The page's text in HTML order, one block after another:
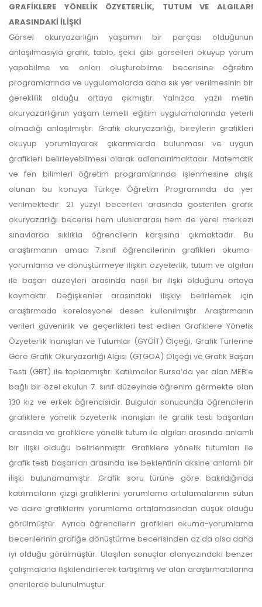
GRAFİKLERE YÖNELİK ÖZYETERLİK, TUTUM VE ALGILARI
ARASINDAKİ İLİŞKİ
Görsel okuryazarlığın yaşamın bir parçası olduğunun
anlaşılmasıyla grafik, tablo, şekil gibi görselleri okuyup yorum
yapabilme ve onları oluşturabilme becerisine öğretim
programlarında ve uygulamalarda daha sık yer verilmesinin bir
gereklilik olduğu ortaya çıkmıştır. Yalnızca yazılı metin
okuryazarlığının yaşam temelli eğitim uygulamalarında yeterli
olmadığı anlaşılmıştır. Grafik okuryazarlığı, bireylerin grafikleri
okuyup yorumlayarak çıkarımlarda bulunması ve uygun
grafikleri belirleyebilmesi olarak adlandırılmaktadır. Matematik
ve fen bilimleri öğretim programlarında işlenmesine alışık
olunan bu konuya Türkçe Öğretim Programında da yer
verilmektedir. 21. yüzyıl becerileri arasında gösterilen grafik
okuryazarlığı becerisi hem uluslararası hem de yerel merkezi
sınavlarda sıklıkla öğrencilerin karşısına çıkmaktadır. Bu
araştırmanın amacı 7.sınıf öğrencilerinin grafikleri okuma-
yorumlama ve dönüştürmeye ilişkin özyeterlik, tutum ve algıları
ile başarı düzeyleri arasında nasıl bir ilişki olduğunu ortaya
koymaktır. Değişkenler arasındaki ilişkiyi belirlemek için
araştırmada korelasyonel desen kullanılmıştır. Araştırmanın
verileri güvenirlik ve geçerlikleri test edilen Grafiklere Yönelik
Özyeterlik İnanışları ve Tutumlar (GYÖİT) Ölçeği, Grafik Türlerine
Göre Grafik Okuryazarlığı Algısı (GTGOA) Ölçeği ve Grafik Başarı
Testi (GBT) ile toplanmıştır. Katılımcılar Bursa’da yer alan MEB’e
bağlı bir özel okulun 7. sınıf düzeyinde öğrenim görmekte olan
130 kız ve erkek öğrencisidir. Bulgular sonucunda öğrencilerin
grafiklere yönelik özyeterlik inanışları ile grafik testi başarıları
arasında ve grafiklere yönelik tutum ile algıları arasında anlamlı
bir ilişki olduğu belirlenmiştir. Grafiklere yönelik tutumları ile
grafik testi başarıları arasında ise beklentinin aksine anlamlı bir
ilişki bulunamamıştır. Grafik soru türüne göre bakıldığında
katılımcıların çizgi grafiklerini yorumlama ortalamalarının sütun
ve daire grafiklerini yorumlama ortalamasından düşük olduğu
görülmüştür. Ayrıca öğrencilerin grafikleri okuma-yorumlama
becerilerinin grafiğe dönüştürme becerisinden az da olsa daha
iyi olduğu görülmüştür. Ulaşılan sonuçlar alanyazındaki benzer
çalışmalarla ilişkilendirilerek tartışılmış ve alan araştırmacılarına
önerilerde bulunulmuştur.